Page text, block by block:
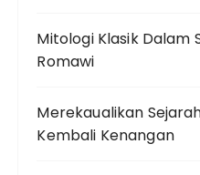
Mitologi Klasik Dalam
Romawi
Merekaualikan
Kembali Kenangan